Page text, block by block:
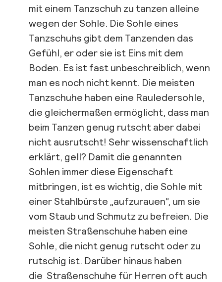
mit einem Tanzschuh zu tanzen alleine
wegen der Sohle. Die Sohle eines
Tanzschuhs gibt dem Tanzenden das
Gefühl, er oder sie ist Eins mit dem
Boden. Es ist fast unbeschreiblich, wenn
man es noch nicht kennt. Die meisten
Tanzschuhe haben eine Rauledersohle,
die gleichermaßen ermöglicht, dass man
beim Tanzen genug rutscht aber dabei
nicht ausrutscht! Sehr wissenschaftlich
erklärt, gell? Damit die genannten
Sohlen immer diese Eigenschaft
mitbringen, ist es wichtig, die Sohle mit
einer Stahlbürste „aufzurauen“, um sie
vom Staub und Schmutz zu befreien. Die
meisten Straßenschuhe haben eine
Sohle, die nicht genug rutscht oder zu
rutschig ist. Darüber hinaus haben
die Straßenschuhe für Herren oft auch